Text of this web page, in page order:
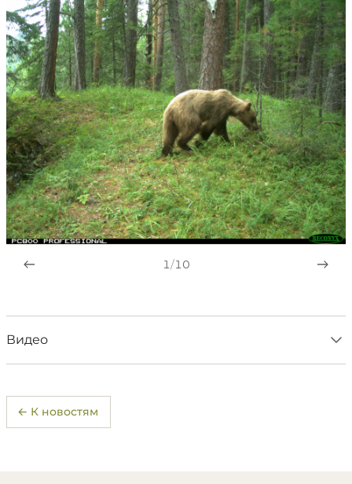
1/10
Видео
← К новостям